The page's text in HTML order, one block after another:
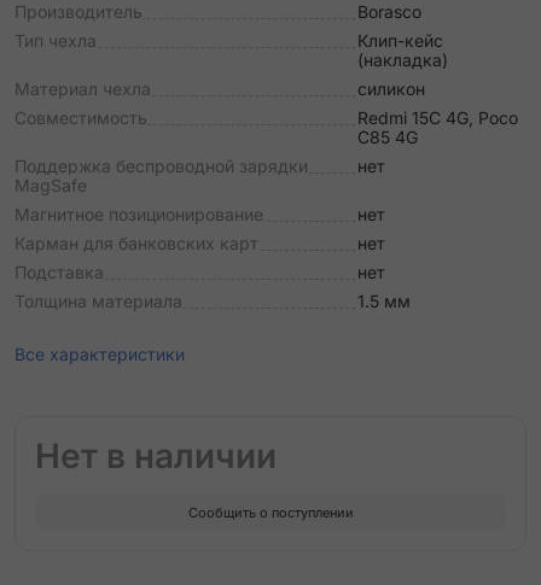
Производитель
Borasco
Тип чехла
Клип-кейс
(накладка)
Материал чехла
силикон
Совместимость
Redmi 15C 4G, Poco
C85 4G
Поддержка беспроводной зарядки
MagSafe
нет
Магнитное позиционирование
нет
Карман для банковских карт
нет
Подставка
нет
Толщина материала
1.5 мм
Все характеристики
Нет в наличии
Сообщить о поступлении